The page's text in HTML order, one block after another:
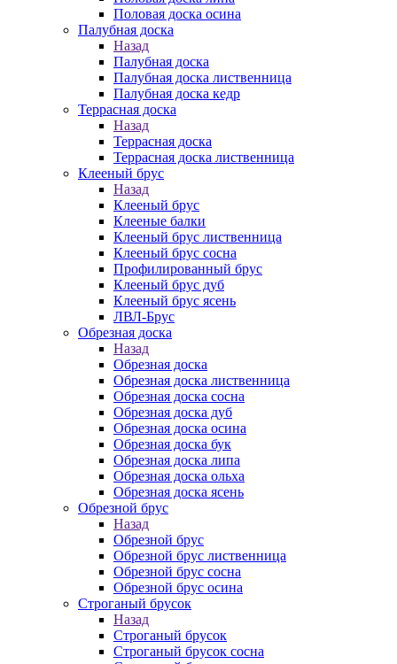
Половая доска осина
Палубная доска
Назад
Палубная доска
Палубная доска лиственница
Палубная доска кедр
Террасная доска
Назад
Террасная доска
Террасная доска лиственница
Клееный брус
Назад
Клееный брус
Клееные балки
Клееный брус лиственница
Клееный брус сосна
Профилированный брус
Клееный брус дуб
Клееный брус ясень
ЛВЛ-Брус
Обрезная доска
Назад
Обрезная доска
Обрезная доска лиственница
Обрезная доска сосна
Обрезная доска дуб
Обрезная доска осина
Обрезная доска бук
Обрезная доска липа
Обрезная доска ольха
Обрезная доска ясень
Обрезной брус
Назад
Обрезной брус
Обрезной брус лиственница
Обрезной брус сосна
Обрезной брус осина
Строганый брусок
Назад
Строганый брусок
Строганый брусок сосна